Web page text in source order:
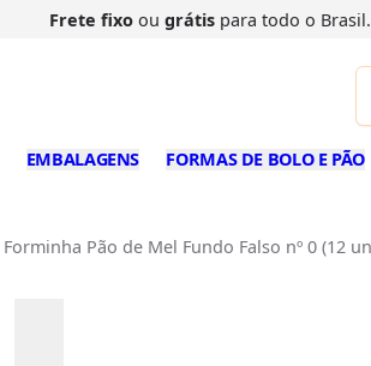
Frete fixoou grátispara todo o
EMBALAGENS FORMAS DE BOLO E PÃO
Forminha Pão de Mel Fundo Falso nº 0 (12